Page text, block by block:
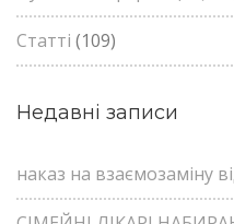
Статті (109)
Недавні записи
наказ на взаємозаміну